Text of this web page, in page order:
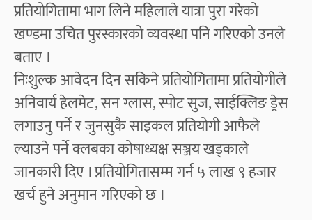
प्रतियोगितामा भाग लिने महिलाले यात्रा पुरा गरेको
खण्डमा उचित पुरस्कारको व्यवस्था पनि गरिएको उनले
बताए ।
निःशुल्क आवेदन दिन सकिने प्रतियोगितामा प्रतियोगीले
अनिवार्य हेलमेट, सन ग्लास, स्पोट सुज, साईक्लिङ ड्रेस
लगाउनु पर्ने र जुनसुकै साइकल प्रतियोगी आफैले
ल्याउने पर्ने क्लबका कोषाध्यक्ष सञ्जय खड्काले
जानकारी दिए । प्रतियोगितासम्म गर्न ५ लाख ९ हजार
खर्च हुने अनुमान गरिएको छ ।